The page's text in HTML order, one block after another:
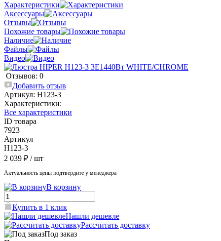
Характеристики
Аксессуары
Отзывы
Похожие товары
Наличие
Файлы
Видео
Отзывов: 0
Добавить отзыв
Артикул: H123-3
Характеристики:
Все характеристики
ID товара
7923
Артикул
H123-3
2 039 ₽ / шт
Актуальность цены подтвердите у менеджера
В корзину
Купить в 1 клик
Нашли дешевле
Рассчитать доставку
Под заказ